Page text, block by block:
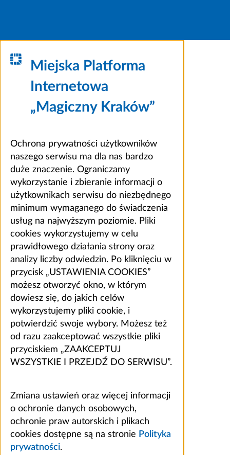
Miejska Platforma
Internetowa
„Magiczny Kraków”
Ochrona prywatności użytkowników
naszego serwisu ma dla nas bardzo
duże znaczenie. Ograniczamy
wykorzystanie i zbieranie informacji o
użytkownikach serwisu do niezbędnego
minimum wymaganego do świadczenia
usług na najwyższym poziomie. Pliki
cookies wykorzystujemy w celu
prawidłowego działania strony oraz
analizy liczby odwiedzin. Po kliknięciu w
przycisk „USTAWIENIA COOKIES”
możesz otworzyć okno, w którym
dowiesz się, do jakich celów
wykorzystujemy pliki cookie, i
potwierdzić swoje wybory. Możesz też
od razu zaakceptować wszystkie pliki
przyciskiem „ZAAKCEPTUJ
WSZYSTKIE I PRZEJDŹ DO SERWISU”.
Zmiana ustawień oraz więcej informacji
o ochronie danych osobowych,
ochronie praw autorskich i plikach
cookies dostępne są na stronie Polityka
prywatności.